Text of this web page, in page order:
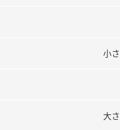
小
大